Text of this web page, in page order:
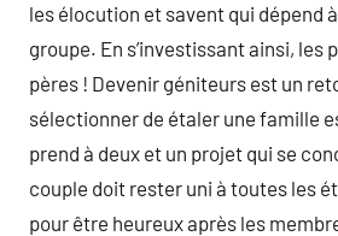
les élocution et savent qui dépend
groupe. En s’investissant ainsi, les
pères ! Devenir géniteurs est un
sélectionner de étaler une famille
prend à deux et un projet qui se
couple doit rester uni à toutes les
pour être heureux après les